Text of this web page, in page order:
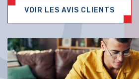
VOIR LES AVIS CLIENTS